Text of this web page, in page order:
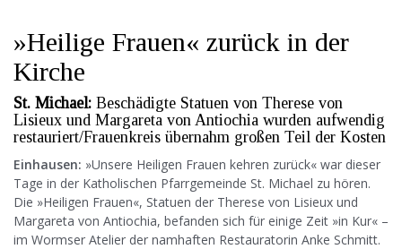
»Heilige Frauen« zurück in der
Kirche
St. Michael: Beschädigte Statuen von Therese von
Lisieux und Margareta von Antiochia wurden aufwendig
restauriert/Frauenkreis übernahm großen Teil der Kosten
Einhausen: »Unsere Heiligen Frauen kehren zurück« war dieser
Tage in der Katholischen Pfarrgemeinde St. Michael zu hören.
Die »Heiligen Frauen«, Statuen der Therese von Lisieux und
Margareta von Antiochia, befanden sich für einige Zeit »in Kur« –
im Wormser Atelier der namhaften Restauratorin Anke Schmitt.